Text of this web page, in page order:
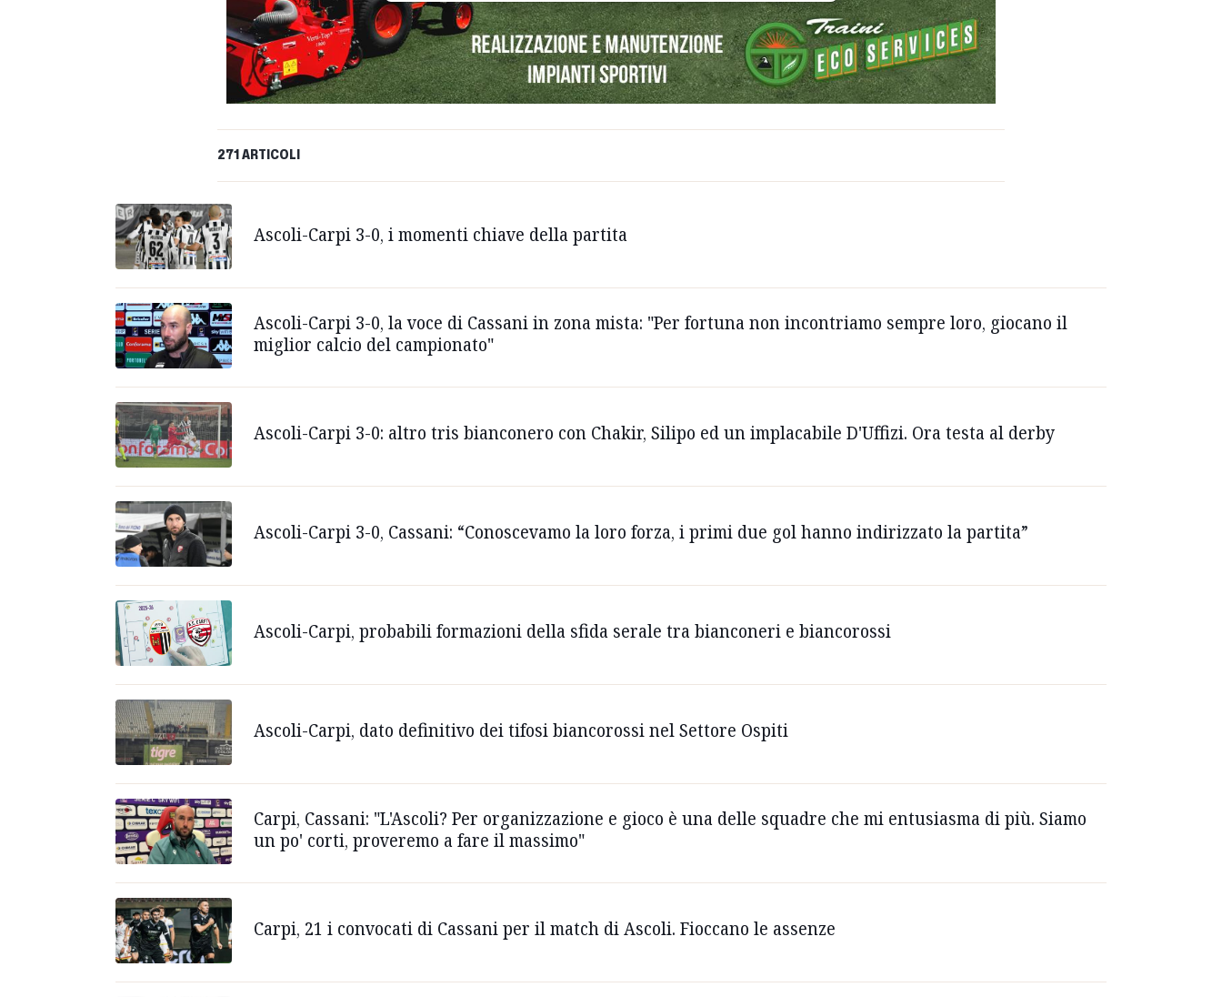
271 ARTICOLI
Ascoli-Carpi 3-0, i momenti chiave della partita
Ascoli-Carpi 3-0, la voce di Cassani in zona mista: "Per fortuna non incontriamo sempre loro, giocano il
miglior calcio del campionato"
Ascoli-Carpi 3-0: altro tris bianconero con Chakir, Silipo ed un implacabile D'Uffizi. Ora testa al derby
Ascoli-Carpi 3-0, Cassani: “Conoscevamo la loro forza, i primi due gol hanno indirizzato la partita”
Ascoli-Carpi, probabili formazioni della sfida serale tra bianconeri e biancorossi
Ascoli-Carpi, dato definitivo dei tifosi biancorossi nel Settore Ospiti
Carpi, Cassani: "L'Ascoli? Per organizzazione e gioco è una delle squadre che mi entusiasma di più. Siamo
un po' corti, proveremo a fare il massimo"
Carpi, 21 i convocati di Cassani per il match di Ascoli. Fioccano le assenze